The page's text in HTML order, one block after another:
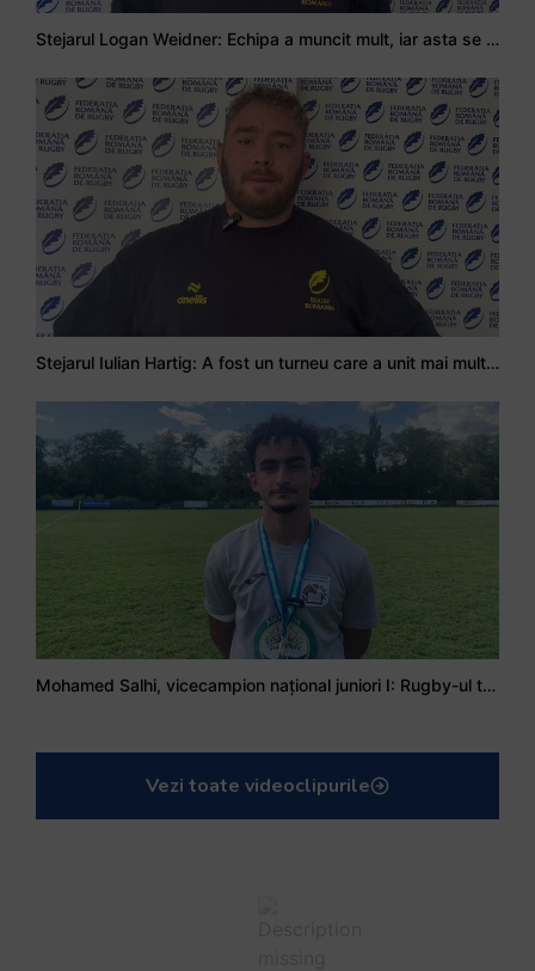
Stejarul Logan Weidner: Echipa a muncit mult, iar asta se va vedea în meciurile de la Nations Cup
Stejarul Iulian Hartig: A fost un turneu care a unit mai mult echipa
Mohamed Salhi, vicecampion național juniori I: Rugby-ul te învață să accepți și înfrângerile
Vezi toate videoclipurile